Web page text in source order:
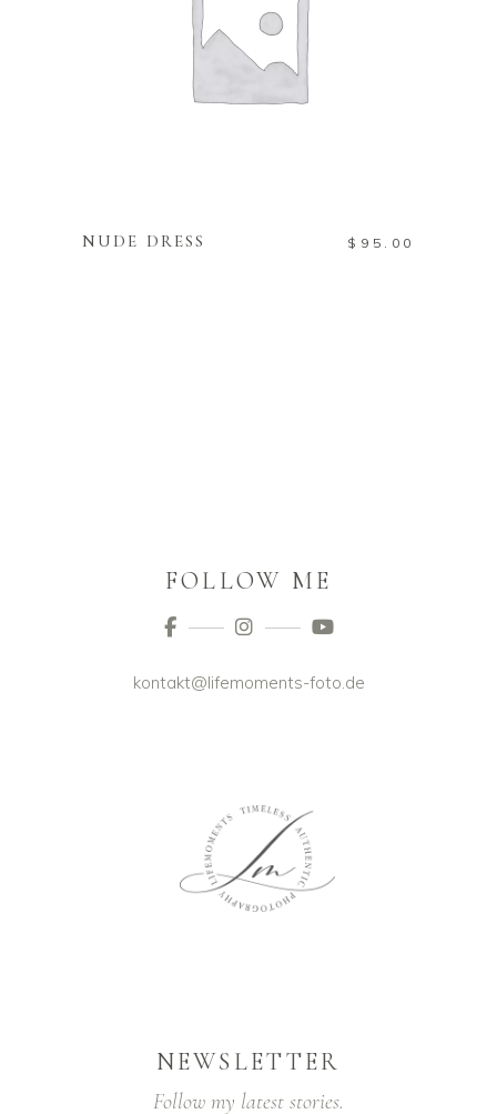
NUDE DRESS $ 95.00
FOLLOW ME
kontakt@lifemoments-foto.de
NEWSLETTER
Follow my latest stories.